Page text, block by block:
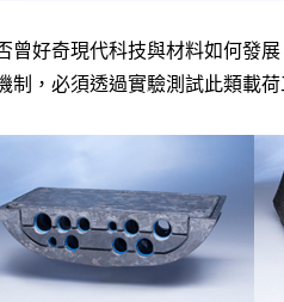
曾好奇現代科技與材料如何發
制，必須透過實驗測試此類載